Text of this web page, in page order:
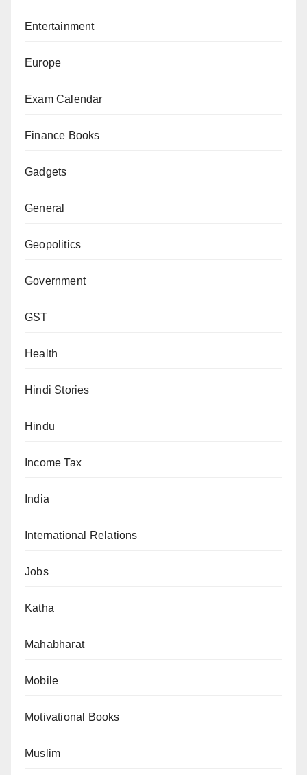
Entertainment
Europe
Exam Calendar
Finance Books
Gadgets
General
Geopolitics
Government
GST
Health
Hindi Stories
Hindu
Income Tax
India
International Relations
Jobs
Katha
Mahabharat
Mobile
Motivational Books
Muslim